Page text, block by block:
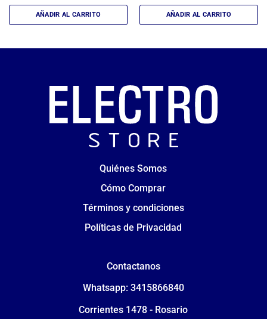
AÑADIR AL CARRITO AÑADIR AL CARRITO
Quiénes Somos
Cómo Comprar
Términos y condiciones
Políticas de Privacidad
Contactanos
Whatsapp: 3415866840
Corrientes 1478 - Rosario